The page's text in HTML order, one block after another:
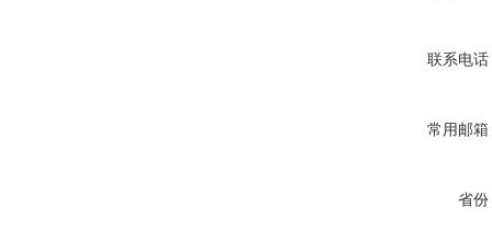
联系电话
常用邮箱
省份